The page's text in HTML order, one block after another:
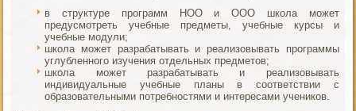
в структуре программ НОО и ООО школа может
предусмотреть учебные предметы, учебные курсы и
учебные модули;
школа может разрабатывать и реализовывать программы
углубленного изучения отдельных предметов;
школа может разрабатывать и реализовывать
индивидуальные учебные планы в соответствии с
образовательными потребностями и интересами учеников.